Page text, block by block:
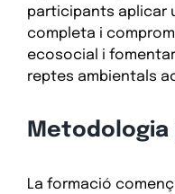
participants aplicar
completa i
ecosocial i
reptes ambientals
La formació